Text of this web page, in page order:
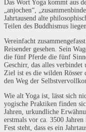
Das Wort Yoga kommt aus
„anjochen“,
Jahrtausend alte
Teilen des Buddhismus liegen.
Vereinfacht
Reisender gesehen. Sein
die fünf Pferde die fünf
Geschirr, das alles
Ziel ist es die wilden
den Weg der
Wie alt Yoga ist, lässt sich
yogische Praktiken finden
Jahren, urkundliche
erstmals vor ca. 3500
Fest steht, dass es ein